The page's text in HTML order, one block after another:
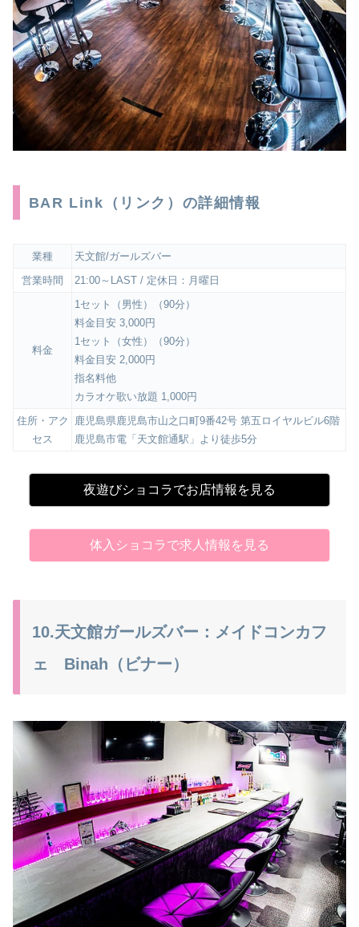
BAR Link（リンク）の詳細情報
業種
天文館/ガールズバー
営業時間
21:00～LAST / 定休日：月曜日
料金
1セット（男性）（90分）
料金目安 3,000円
1セット（女性）（90分）
料金目安 2,000円
指名料他
カラオケ歌い放題 1,000円
住所・アク
セス
鹿児島県鹿児島市山之口町9番42号 第五ロイヤルビル6階
鹿児島市電「天文館通駅」より徒歩5分
夜遊びショコラでお店情報を見る
体入ショコラで求人情報を見る
10.天文館ガールズバー：メイドコンカフ
ェ Binah（ビナー）